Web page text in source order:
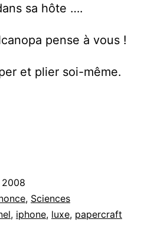
sa hôte ….
pense à vous !
et plier soi-même.
, Sciences
, iphone, luxe, papercraft